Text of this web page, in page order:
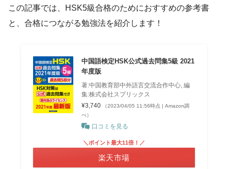
この記事では、HSK5級合格のためにおすすめの参考書
と、合格につながる勉強法を紹介します！
中国語検定HSK公式過去問集5級 2021
年度版
著:中国教育部中外語言交流合作中心, 編
集:株式会社スプリックス
¥3,740
（2023/04/05 11:56時点 | Amazon調
べ）
口コミを見る
＼ポイント最大11倍！／
楽天市場